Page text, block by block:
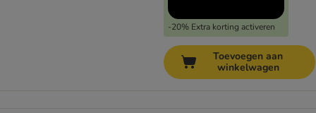
-20% Extra korting activeren
Toevoegen aan
winkelwagen